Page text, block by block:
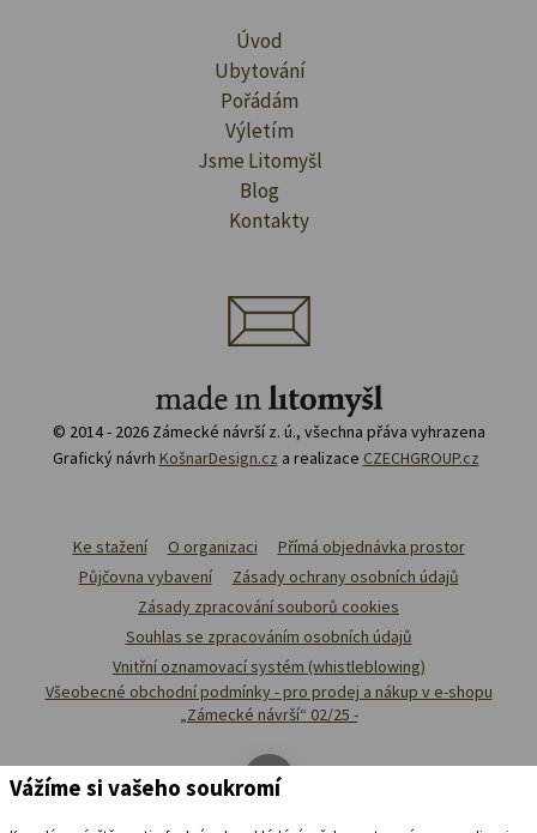
Úvod
Ubytování
Pořádám
Výletím
Jsme Litomyšl
Blog
Kontakty
© 2014 - 2026 Zámecké návrší z. ú., všechna přáva vyhrazena
Grafický návrh KošnarDesign.cz a realizace CZECHGROUP.cz
Ke stažení O organizaci
Přímá objednávka prostor
Půjčovna vybavení
Zásady ochrany osobních údajů
Zásady zpracování souborů cookies
Souhlas se zpracováním osobních údajů
Vnitřní oznamovací systém (whistleblowing)
Všeobecné obchodní podmínky - pro prodej a nákup v e-shopu
„Zámecké návrší“ 02/25 -
Vážíme si vašeho soukromí